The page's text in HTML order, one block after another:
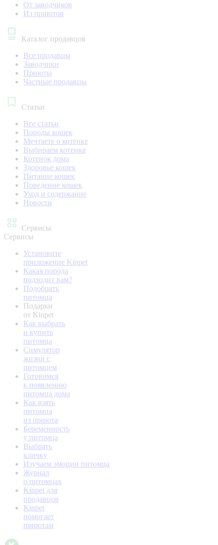
От заводчиков
Из приютов
Каталог продавцов
Все продавцы
Заводчики
Приюты
Частные продавцы
Статьи
Все статьи
Породы кошек
Мечтаете о котенке
Выбираем котенка
Котенок дома
Здоровье кошек
Питание кошек
Поведение кошек
Уход и содержание
Новости
Сервисы
Сервисы
Установите
приложение Kinpet
Какая порода
подходит вам?
Подобрать
питомца
Подарки
от Kinpet
Как выбрать
и купить
питомца
Симулятор
жизни с
питомцем
Готовимся
к появлению
питомца дома
Как взять
питомца
из приюта
Беременность
у питомца
Выбрать
кличку
Изучаем эмоции питомца
Журнал
о питомцах
Kinpet для
продавцов
Kinpet
помогает
приютам